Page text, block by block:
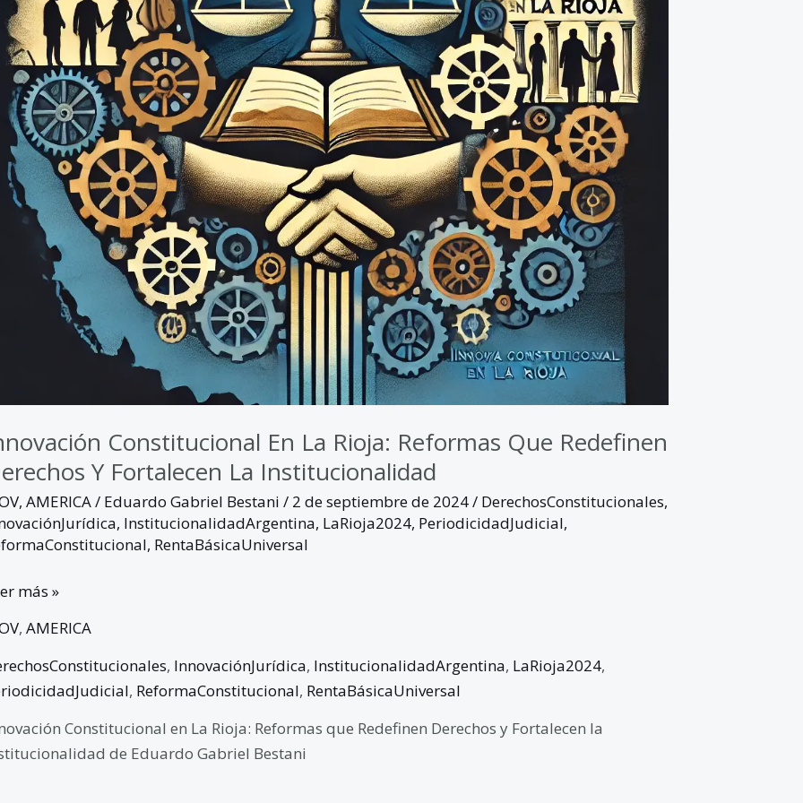
Constitucional En La Rioja: Reformas Que Redefinen
Y Fortalecen La Institucionalidad
, AMERICA/ Eduardo Gabriel Bestani / 2 de septiembre de 2024/ DerechosConstitucionales,
, InstitucionalidadArgentina, LaRioja2024, PeriodicidadJudicial,
, RentaBásicaUniversal
más »
, AMERICA
, InnovaciónJurídica, InstitucionalidadArgentina, LaRioja2024,
, ReformaConstitucional, RentaBásicaUniversal
Constitucional en La Rioja: Reformas que Redefinen Derechos y Fortalecen la
de Eduardo Gabriel Bestani